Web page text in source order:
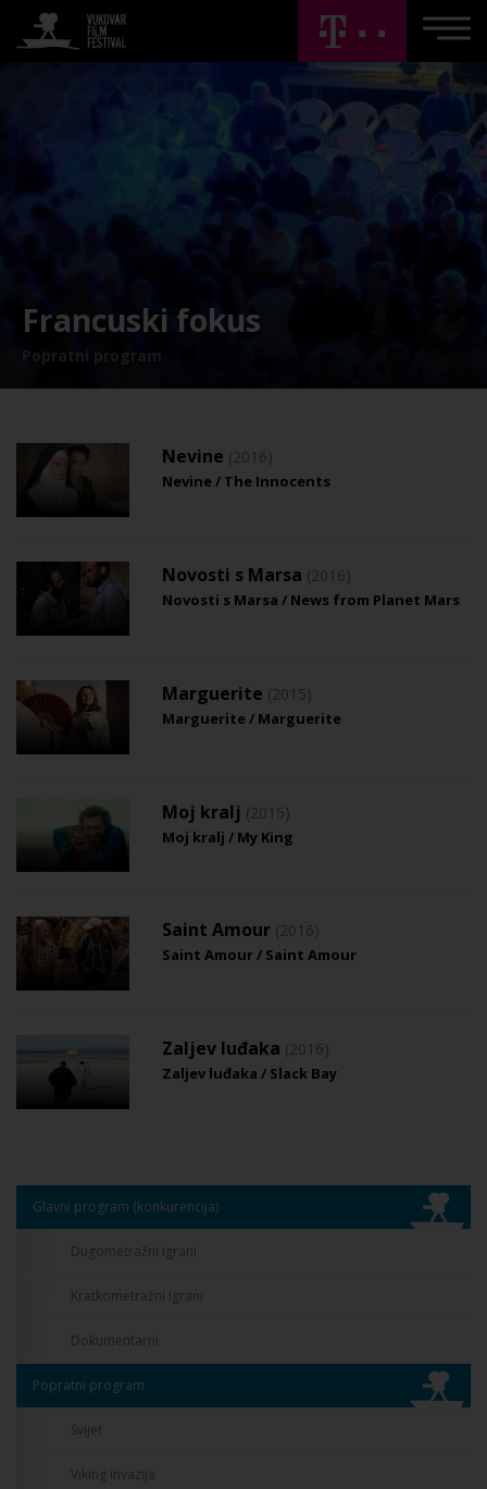
Francuski fokus
Popratni program
Nevine (2016)
Nevine / The Innocents
Novosti s Marsa (2016)
Novosti s Marsa / News from Planet Mars
Marguerite (2015)
Marguerite / Marguerite
Moj kralj (2015)
Moj kralj / My King
Saint Amour (2016)
Saint Amour / Saint Amour
Zaljev luđaka (2016)
Zaljev luđaka / Slack Bay
Glavni program (konkurencija)
Dugometražni igrani
Kratkometražni igrani
Dokumentarni
Popratni program
Svijet
Viking invazija